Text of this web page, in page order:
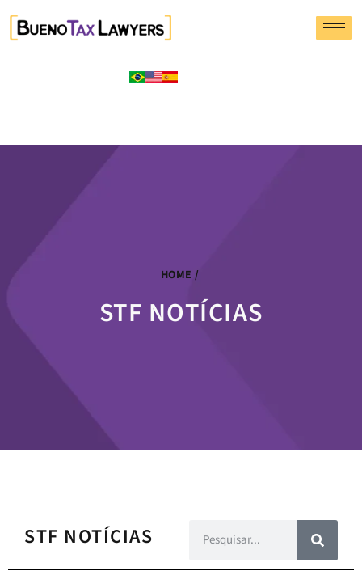
HOME /
STF NOTÍCIAS
STF NOTÍCIAS